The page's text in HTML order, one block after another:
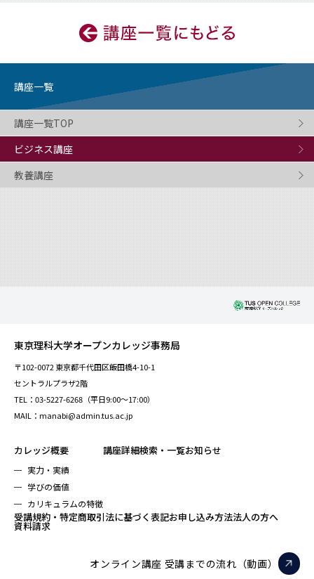
講座一覧
講座一覧TOP
ビジネス講座
教養講座
東京理科大学オープンカレッジ事務局
〒102-0072 東京都千代田区飯田橋4-10-1
セントラルプラザ2階
TEL：03-5227-6268（平日9:00～17:00）
MAIL：manabi@admin.tus.ac.jp
カレッジ概要
実力・実績
学びの価値
カリキュラムの特徴
講座詳細検索・一覧お知らせ
受講規約・特定商取引法に基づく表記お申し込み方法法人の方へ
資料請求
オンライン講座 受講までの流れ（動画）